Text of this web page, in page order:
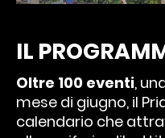
IL
Oltre 100 eventi,
mese di giugno, il
calendario che